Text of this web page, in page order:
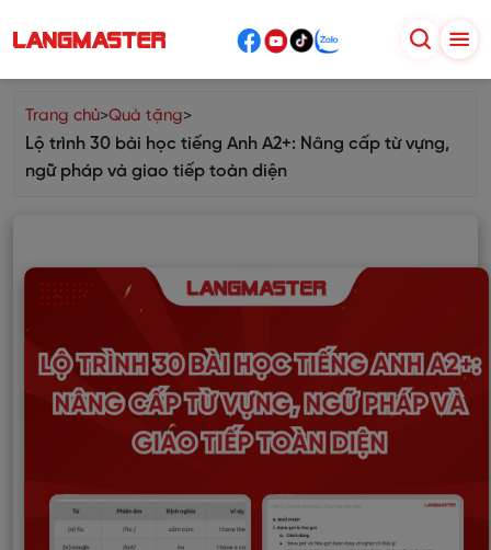
Trang chủ>Quà tặng>
Lộ trình 30 bài học tiếng Anh A2+: Nâng cấp từ vựng,
ngữ pháp và giao tiếp toàn diện